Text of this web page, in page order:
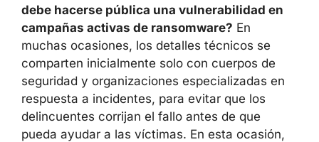
debe hacerse pública una vulnerabilidad en
campañas activas de ransomware? En
muchas ocasiones, los detalles técnicos se
comparten inicialmente solo con cuerpos de
seguridad y organizaciones especializadas en
respuesta a incidentes, para evitar que los
delincuentes corrijan el fallo antes de que
pueda ayudar a las víctimas. En esta ocasión,